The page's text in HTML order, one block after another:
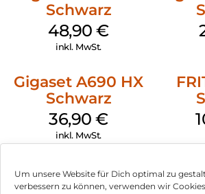
Um unsere Website für Dich optimal zu
verbessern zu können, verwenden wir
Schwarz
48,90€
inkl. MwSt.
Gigaset A690 HX
Schwarz
36,90€
inkl. MwSt.